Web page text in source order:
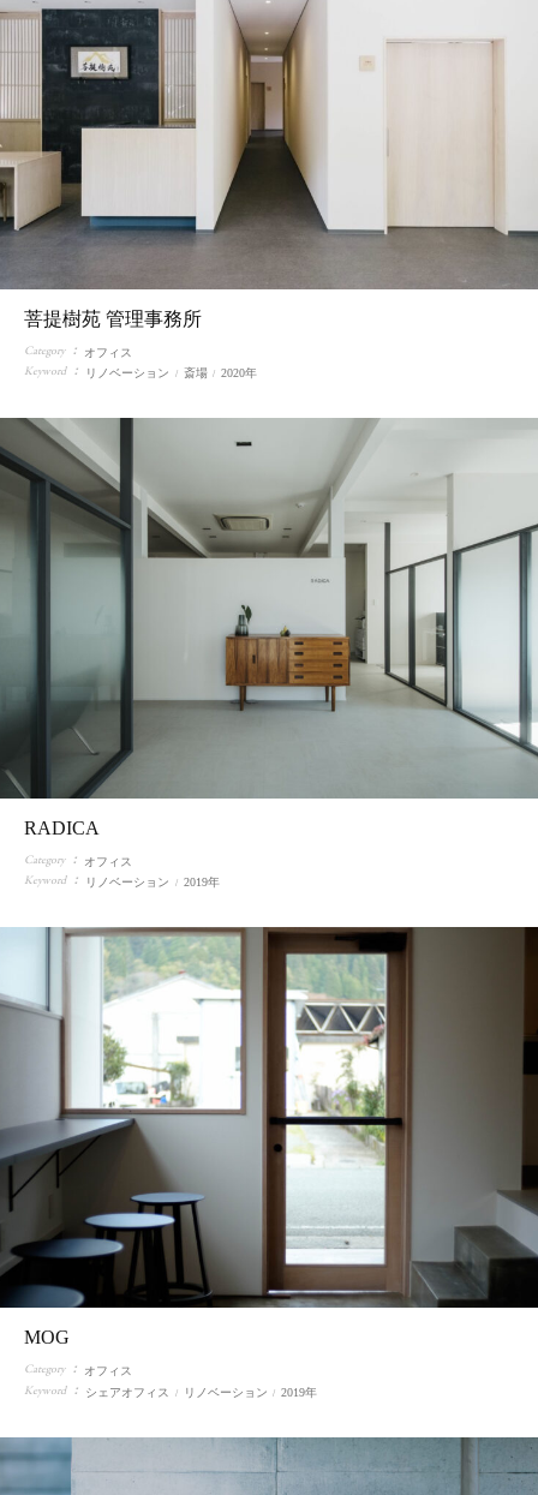
菩提樹苑 管理事務所
Category オフィス
Keyword リノベーション 斎場 2020年
RADICA
Category オフィス
Keyword リノベーション 2019年
MOG
Category オフィス
Keyword シェアオフィス リノベーション 2019年